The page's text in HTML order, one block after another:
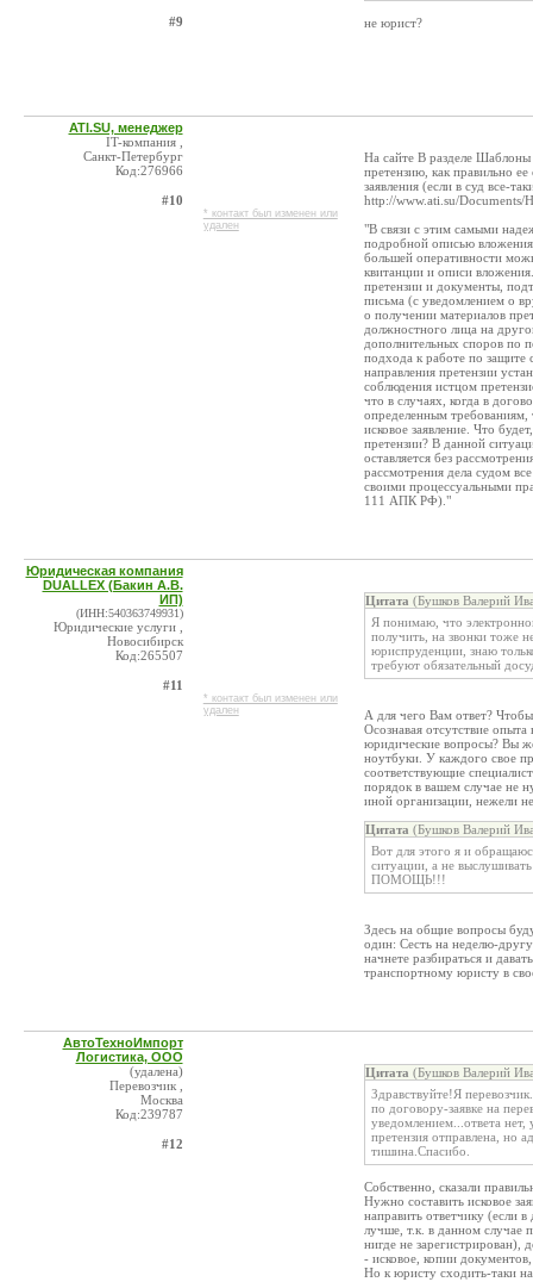
#9 не юрист?
ATI.SU, менеджер
IT-компания ,
Санкт-Петербург
Код:276966
#10
* контакт был изменен или
удален
На сайте В разделе
претензию, как правильно
заявления (если в суд все-
http://www.ati.su/Documents/
"В связи с этим самыми
подробной описью
большей оперативности
квитанции и описи
претензии и документы,
письма (с уведомлением о
о получении материалов
должностного лица на
дополнительных споров по
подхода к работе по защите
направления претензии
соблюдения истцом
что в случаях, когда в
определенным требованиям,
исковое заявление. Что
претензии? В данной
оставляется без
рассмотрения дела судом
своими процессуальными
111 АПК РФ)."
Юридическая компания
DUALLEX (Бакин А.В.
ИП)
(ИНН:540363749931)
Юридические услуги ,
Новосибирск
Код:265507
#11
* контакт был изменен или
удален
Цитата (Бушков Валерий
Я понимаю, что
получить, на звонки тоже
юриспруденции, знаю
требуют обязательный
А для чего Вам ответ?
Осознавая отсутствие
юридические вопросы? Вы
ноутбуки. У каждого свое
соответствующие
порядок в вашем случае не
иной организации, нежели
Цитата (Бушков Валерий
Вот для этого я и
ситуации, а не
ПОМОЩЬ!!!
Здесь на общие вопросы
один: Сесть на неделю-
начнете разбираться и
транспортному юристу в
АвтоТехноИмпорт
Логистика, ООО
(удалена)
Перевозчик ,
Москва
Код:239787
#12
Цитата (Бушков Валерий
Здравствуйте!Я
по договору-заявке на
уведомлением...ответа
претензия отправлена, но
тишина.Спасибо.
Собственно, сказали
Нужно составить исковое
направить ответчику (если
лучше, т.к. в данном случае
нигде не зарегистрирован),
- исковое, копии
Но к юристу сходить-таки